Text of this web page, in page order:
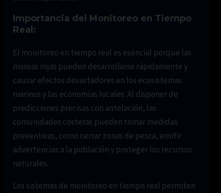
Importancia del Monitoreo en Tiempo
Real:
El monitoreo en tiempo real es esencial porque las
mareas rojas pueden desarrollarse rápidamente y
causar efectos devastadores en los ecosistemas
marinos y las economías locales. Al disponer de
predicciones precisas con antelación, las
comunidades costeras pueden tomar medidas
preventivas, como cerrar zonas de pesca, emitir
advertencias a la población y proteger los recursos
naturales.
Los sistemas de monitoreo en tiempo real permiten